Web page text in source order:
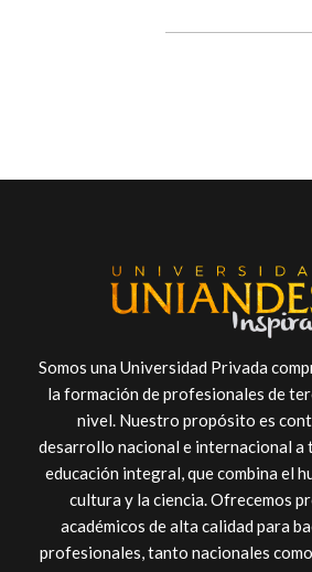
Somos una Universidad Privada
la formación de profesionales de
nivel. Nuestro propósito es
desarrollo nacional e internacional a
educación integral, que combina el
cultura y la ciencia. Ofrecemos
académicos de alta calidad para
profesionales, tanto nacionales